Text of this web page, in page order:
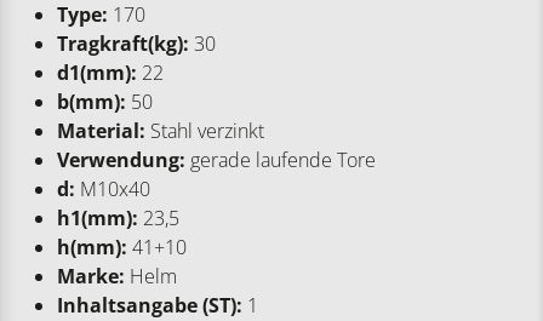
Type: 170
Tragkraft(kg): 30
d1(mm): 22
b(mm): 50
Material: Stahl verzinkt
Verwendung: gerade laufende Tore
d: M10x40
h1(mm): 23,5
h(mm): 41+10
Marke: Helm
Inhaltsangabe (ST): 1